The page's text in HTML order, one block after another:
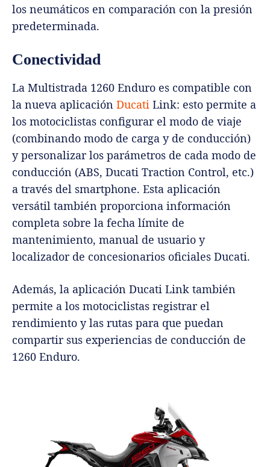
los neumáticos en comparación con la presión
predeterminada.
Conectividad
La Multistrada 1260 Enduro es compatible con
la nueva aplicación Ducati Link: esto permite a
los motociclistas configurar el modo de viaje
(combinando modo de carga y de conducción)
y personalizar los parámetros de cada modo de
conducción (ABS, Ducati Traction Control, etc.)
a través del smartphone. Esta aplicación
versátil también proporciona información
completa sobre la fecha límite de
mantenimiento, manual de usuario y
localizador de concesionarios oficiales Ducati.
Además, la aplicación Ducati Link también
permite a los motociclistas registrar el
rendimiento y las rutas para que puedan
compartir sus experiencias de conducción de
1260 Enduro.